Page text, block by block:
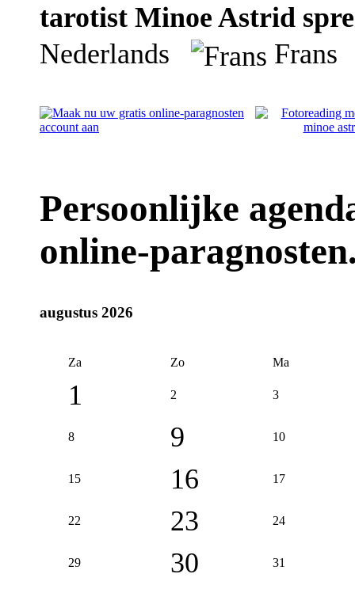
tarotist Minoe Astrid
Nederlands
Persoonlijke
online-
augustus 2026
Za Zo Ma
1 2 3
8 9 10
15 16 17
22 23 24
29 30 31